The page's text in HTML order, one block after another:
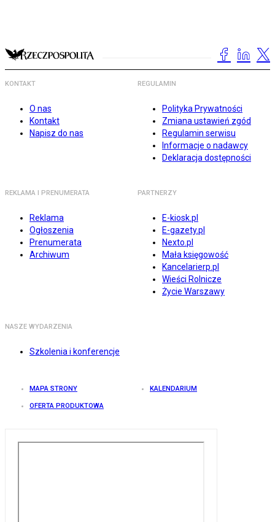
KONTAKT
O nas
Kontakt
Napisz do nas
REGULAMIN
Polityka Prywatności
Zmiana ustawień zgód
Regulamin serwisu
Informacje o nadawcy
Deklaracja dostępności
REKLAMA I PRENUMERATA
Reklama
Ogłoszenia
Prenumerata
Archiwum
PARTNERZY
E-kiosk.pl
E-gazety.pl
Nexto.pl
Mała księgowość
Kancelarierp.pl
Wieści Rolnicze
Życie Warszawy
NASZE WYDARZENIA
Szkolenia i konferencje
MAPA STRONY KALENDARIUM
OFERTA PRODUKTOWA